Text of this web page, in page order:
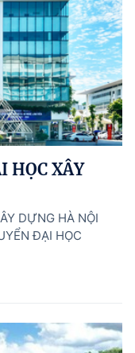
HỌC XÂY
DỰNG HÀ NỘI
ĐẠI HỌC